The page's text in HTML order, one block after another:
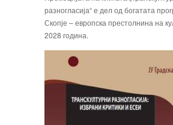
разногласија“ е дел од богатата
Скопје – европска престолнина на
2028 година.